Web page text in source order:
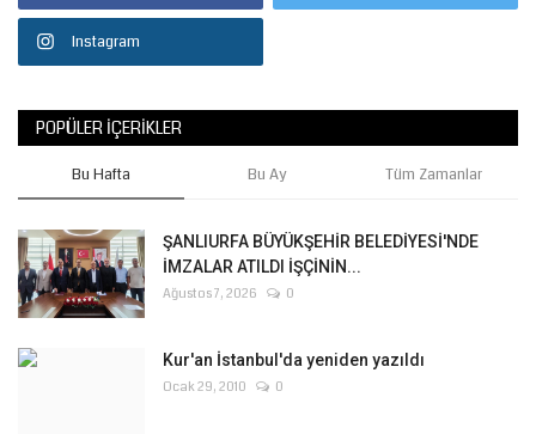
Instagram
POPÜLER İÇERIKLER
Bu Hafta Bu Ay Tüm Zamanlar
ŞANLIURFA BÜYÜKŞEHİR BELEDİYESİ'NDE
İMZALAR ATILDI İŞÇİNİN...
Ağustos 7, 2026 0
Kur'an İstanbul'da yeniden yazıldı
Ocak 29, 2010 0